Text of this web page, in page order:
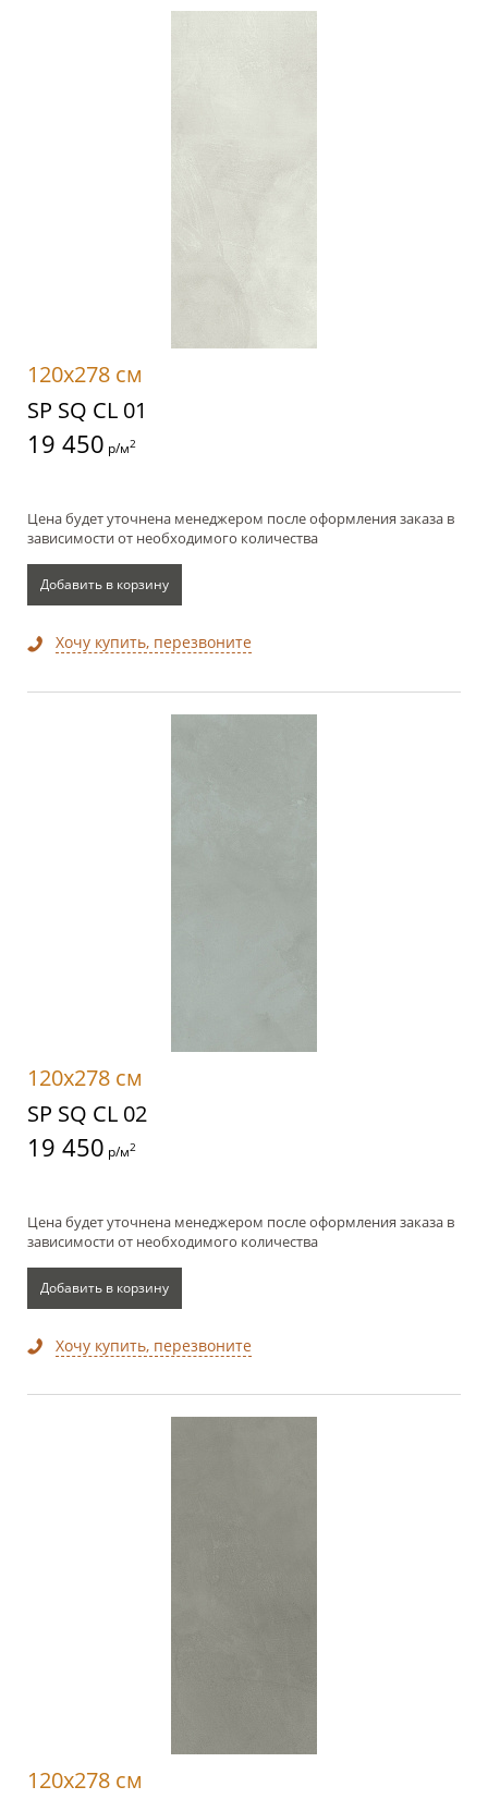
120x278 см
SP SQ CL 01
19 450 р/м2
Цена будет уточнена менеджером после оформления заказа в
зависимости от необходимого количества
Добавить в корзину
Хочу купить, перезвоните
120x278 см
SP SQ CL 02
19 450 р/м2
Цена будет уточнена менеджером после оформления заказа в
зависимости от необходимого количества
Добавить в корзину
Хочу купить, перезвоните
120x278 см